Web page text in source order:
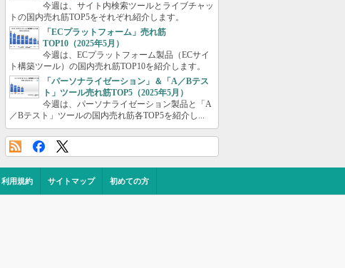
今週は、サイト内検索ツールとライブチャッ
トの国内売れ筋TOP5をそれぞれ紹介します。
「ECプラットフォーム」売れ筋
TOP10（2025年5月）
今週は、ECプラットフォーム製品（ECサイ
ト構築ツール）の国内売れ筋TOP10を紹介します。
「パーソナライゼーション」＆「A／Bテス
ト」ツール売れ筋TOP5（2025年5月）
今週は、パーソナライゼーション製品と「A
／Bテスト」ツールの国内売れ筋各TOP5を紹介し...
利用規約 サイトマップ 初めての方